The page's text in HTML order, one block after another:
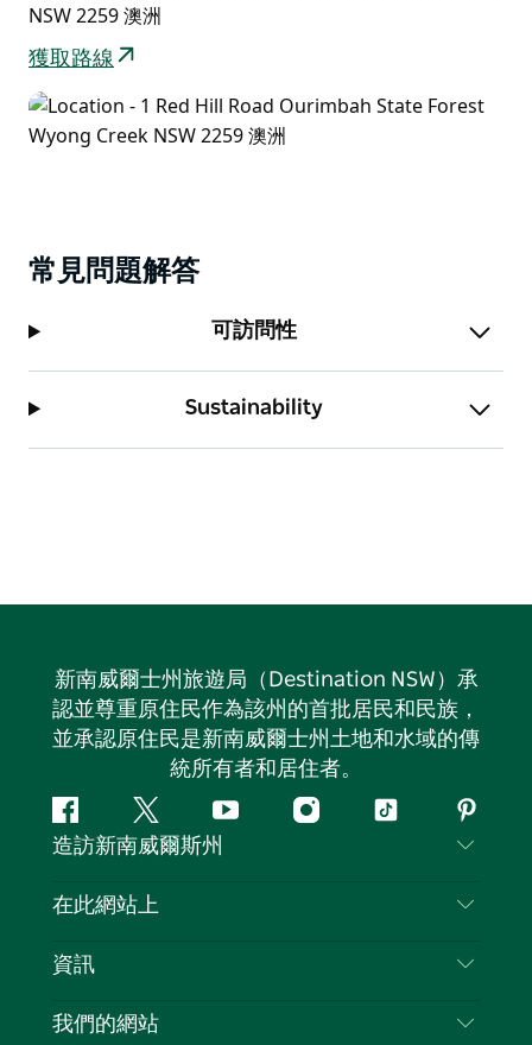
NSW 2259 澳洲
獲取路線
常見問題解答
可訪問性
Sustainability
新南威爾士州旅遊局（Destination NSW）承
認並尊重原住民作為該州的首批居民和民族，
並承認原住民是新南威爾士州土地和水域的傳
統所有者和居住者。
Facebook嘰
嘰
喳
Youtube Instagram
抖
造訪新南威爾斯州
聯絡我們
隱私
Cookie 通知
在此網站上
目的地
資訊
旅行資訊
我們的網站